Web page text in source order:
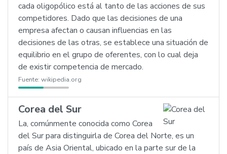
cada oligopólico está al tanto de las acciones de sus
competidores. Dado que las decisiones de una
empresa afectan o causan influencias en las
decisiones de las otras, se establece una situación de
equilibrio en el grupo de oferentes, con lo cual deja
de existir competencia de mercado.
Fuente: wikipedia.org
Corea del Sur
La, comúnmente conocida como Corea
del Sur para distinguirla de Corea del Norte, es un
país de Asia Oriental, ubicado en la parte sur de la